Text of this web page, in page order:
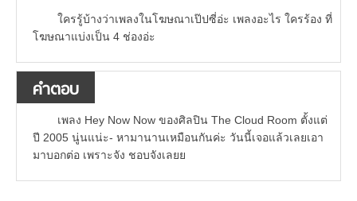
ใครรู้บ้างว่าเพลงในโฆษณาเป๊ปซี่อ่ะ เพลงอะไร ใครร้อง ที่
โฆษณาแบ่งเป็น 4 ช่องอ่ะ
คำตอบ
เพลง Hey Now Now ของศิลปิน The Cloud Room ตั้งแต่
ปี 2005 นู่นแน่ะ- หามานานเหมือนกันค่ะ วันนี้เจอแล้วเลยเอา
มาบอกต่อ เพราะจัง ชอบจังเลยย